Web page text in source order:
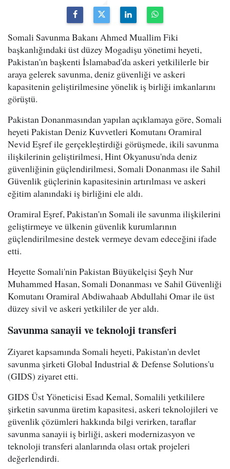
Somali Savunma Bakanı Ahmed Muallim Fiki
başkanlığındaki üst düzey Mogadişu yönetimi heyeti,
Pakistan'ın başkenti İslamabad'da askeri yetkililerle bir
araya gelerek savunma, deniz güvenliği ve askeri
kapasitenin geliştirilmesine yönelik iş birliği imkanlarını
görüştü.
Pakistan Donanmasından yapılan açıklamaya göre, Somali
heyeti Pakistan Deniz Kuvvetleri Komutanı Oramiral
Nevid Eşref ile gerçekleştirdiği görüşmede, ikili savunma
ilişkilerinin geliştirilmesi, Hint Okyanusu'nda deniz
güvenliğinin güçlendirilmesi, Somali Donanması ile Sahil
Güvenlik güçlerinin kapasitesinin artırılması ve askeri
eğitim alanındaki iş birliğini ele aldı.
Oramiral Eşref, Pakistan'ın Somali ile savunma ilişkilerini
geliştirmeye ve ülkenin güvenlik kurumlarının
güçlendirilmesine destek vermeye devam edeceğini ifade
etti.
Heyette Somali'nin Pakistan Büyükelçisi Şeyh Nur
Muhammed Hasan, Somali Donanması ve Sahil Güvenliği
Komutanı Oramiral Abdiwahaab Abdullahi Omar ile üst
düzey sivil ve askeri yetkililer de yer aldı.
Savunma sanayii ve teknoloji transferi
Ziyaret kapsamında Somali heyeti, Pakistan'ın devlet
savunma şirketi Global Industrial & Defense Solutions'u
(GIDS) ziyaret etti.
GIDS Üst Yöneticisi Esad Kemal, Somalili yetkililere
şirketin savunma üretim kapasitesi, askeri teknolojileri ve
güvenlik çözümleri hakkında bilgi verirken, taraflar
savunma sanayii iş birliği, askeri modernizasyon ve
teknoloji transferi alanlarında olası ortak projeleri
değerlendirdi.